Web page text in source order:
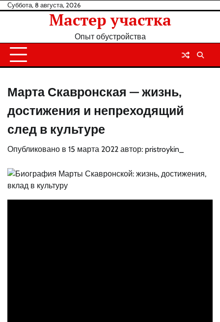
Перейти
Суббота, 8 августа, 2026
Мастер участка
Опыт обустройства
Марта Скавронская — жизнь,
достижения и непреходящий
след в культуре
Опубликовано в 15 марта 2022 автор: pristroykin_